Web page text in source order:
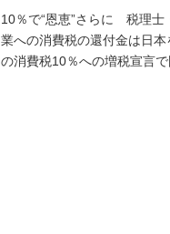
10％で“恩恵”さらに 税理
業への消費税の還付金は日
の消費税10％への増税宣言